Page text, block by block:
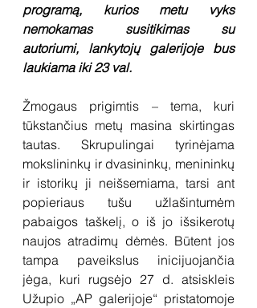
programą, kurios metu vyks
nemokamas susitikimas su
autoriumi, lankytojų galerijoje bus
laukiama iki 23 val.
Žmogaus prigimtis – tema, kuri
tūkstančius metų masina skirtingas
tautas. Skrupulingai tyrinėjama
mokslininkų ir dvasininkų, menininkų
ir istorikų ji neišsemiama, tarsi ant
popieriaus tušu užlašintumėm
pabaigos taškelį, o iš jo išsikerotų
naujos atradimų dėmės. Būtent jos
tampa paveikslus inicijuojančia
jėga, kuri rugsėjo 27 d. atsiskleis
Užupio „AP galerijoje“ pristatomoje